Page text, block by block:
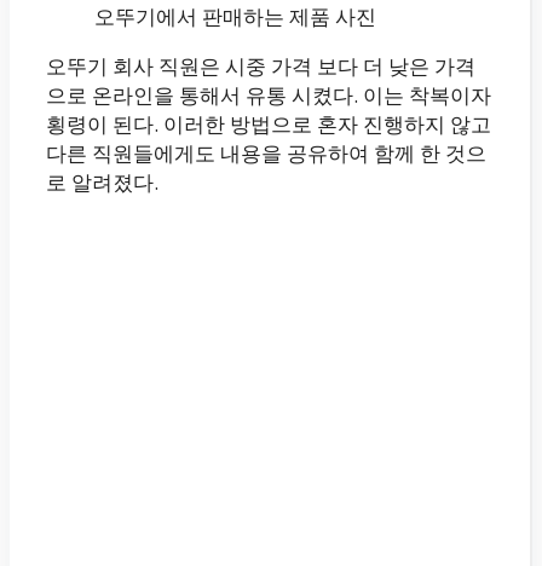
오뚜기에서 판매하는 제품 사진
오뚜기 회사 직원은 시중 가격 보다 더 낮은 가격
으로 온라인을 통해서 유통 시켰다. 이는 착복이자
횡령이 된다. 이러한 방법으로 혼자 진행하지 않고
다른 직원들에게도 내용을 공유하여 함께 한 것으
로 알려졌다.